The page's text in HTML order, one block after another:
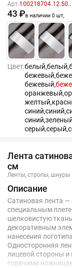
Арт.100218704.12.50..
43 ₽в наличии 0 шт,
Цвет:белый,белый,
бежевый,
бежевый,
оранжевый,
желтый,
синий,синий,
синий,
серый,серый,
Лента
см
Ленты, стропы, шнуры
Описание
Сатиновая лента —
специальным
шелковистую
декоративным
нанесения
Односторонняя
лицевой стороны и
горячими